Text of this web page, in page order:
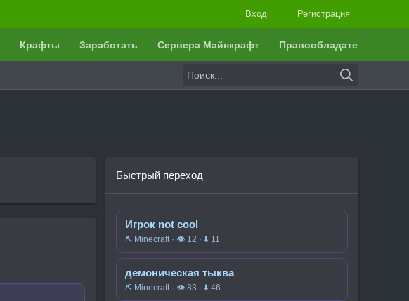
Вход Регистрация
Крафты Заработать Сервера Майнкрафт Правообладателям
Быстрый переход
Игрок not cool
⛏️ Minecraft · 👁 12 · ⬇ 11
демоническая тыква
⛏️ Minecraft · 👁 83 · ⬇ 46